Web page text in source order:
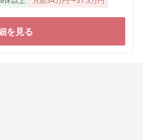
を見る
チング